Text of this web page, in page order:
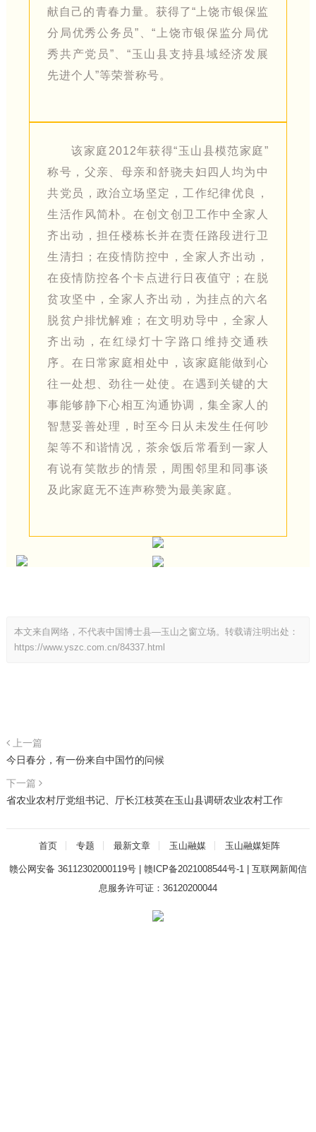
献自己的青春力量。获得了“上饶市银保监
分局优秀公务员”、“上饶市银保监分局优
秀共产党员”、“玉山县支持县域经济发展
先进个人”等荣誉称号。
该家庭2012年获得“玉山县模范家庭”
称号，父亲、母亲和舒骁夫妇四人均为中
共党员，政治立场坚定，工作纪律优良，
生活作风简朴。在创文创卫工作中全家人
齐出动，担任楼栋长并在责任路段进行卫
生清扫；在疫情防控中，全家人齐出动，
在疫情防控各个卡点进行日夜值守；在脱
贫攻坚中，全家人齐出动，为挂点的六名
脱贫户排忧解难；在文明劝导中，全家人
齐出动，在红绿灯十字路口维持交通秩
序。在日常家庭相处中，该家庭能做到心
往一处想、劲往一处使。在遇到关键的大
事能够静下心相互沟通协调，集全家人的
智慧妥善处理，时至今日从未发生任何吵
架等不和谐情况，茶余饭后常看到一家人
有说有笑散步的情景，周围邻里和同事谈
及此家庭无不连声称赞为最美家庭。
本文来自网络，不代表中国博士县—玉山之窗立场。转载请注明出处：
https://www.yszc.com.cn/84337.html
上一篇
今日春分，有一份来自中国竹的问候
下一篇
省农业农村厅党组书记、厅长江枝英在玉山县调研农业农村工作
首页 专题 最新文章 玉山融媒 玉山融媒矩阵
赣公网安备 36112302000119号| 赣ICP备2021008544号-1 | 互联网新闻信
息服务许可证：36120200044